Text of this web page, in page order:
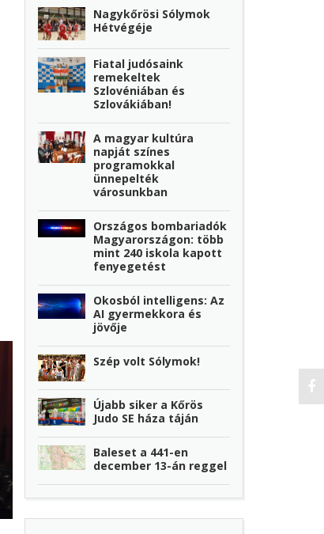
Nagykőrösi Sólymok
Hétvégéje
Fiatal judósaink
remekeltek
Szlovéniában és
Szlovákiában!
A magyar kultúra
napját színes
programokkal
ünnepelték
városunkban
Országos bombariadók
Magyarországon: több
mint 240 iskola kapott
fenyegetést
Okosból intelligens: Az
AI gyermekkora és
jövője
Szép volt Sólymok!
Újabb siker a Kőrös
Judo SE háza táján
Baleset a 441-en
december 13-án reggel